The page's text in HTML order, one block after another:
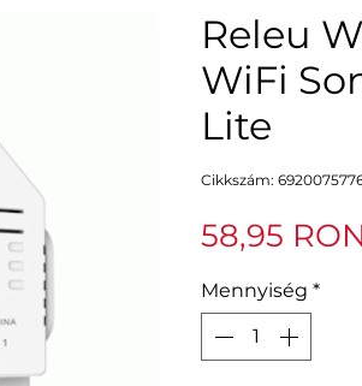
Releu
WiFi
Lite
Cikkszám:
58,95
Mennyiség *